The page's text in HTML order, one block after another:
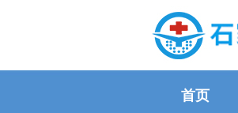
首页